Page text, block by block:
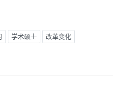
学术硕士 改革变化